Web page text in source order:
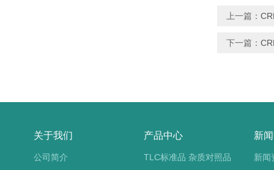
上一篇：
下一篇：
关于我们
公司简介
产品中心
TLC标准品 杂质对照品
新
新闻